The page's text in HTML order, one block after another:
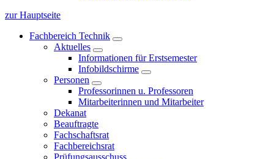
zur Hauptseite
Fachbereich Technik
Aktuelles
Informationen für Erstsemester
Infobildschirme
Personen
Professorinnen u. Professoren
Mitarbeiterinnen und Mitarbeiter
Dekanat
Beauftragte
Fachschaftsrat
Fachbereichsrat
Prüfungsausschuss